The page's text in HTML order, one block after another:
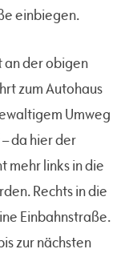
einbiegen.
der obigen
zum Autohaus
Umweg
da hier der
mehr links in die
Rechts in die
Einbahnstraße.
zur nächsten